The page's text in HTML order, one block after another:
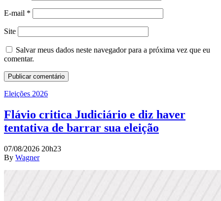
E-mail *
Site
Salvar meus dados neste navegador para a próxima vez que eu
comentar.
Eleições 2026
Flávio critica Judiciário e diz haver
tentativa de barrar sua eleição
07/08/2026 20h23
By Wagner